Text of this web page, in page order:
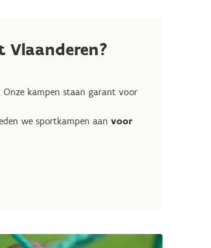
Onze kampen staan garant voor
we sportkampen aan voor